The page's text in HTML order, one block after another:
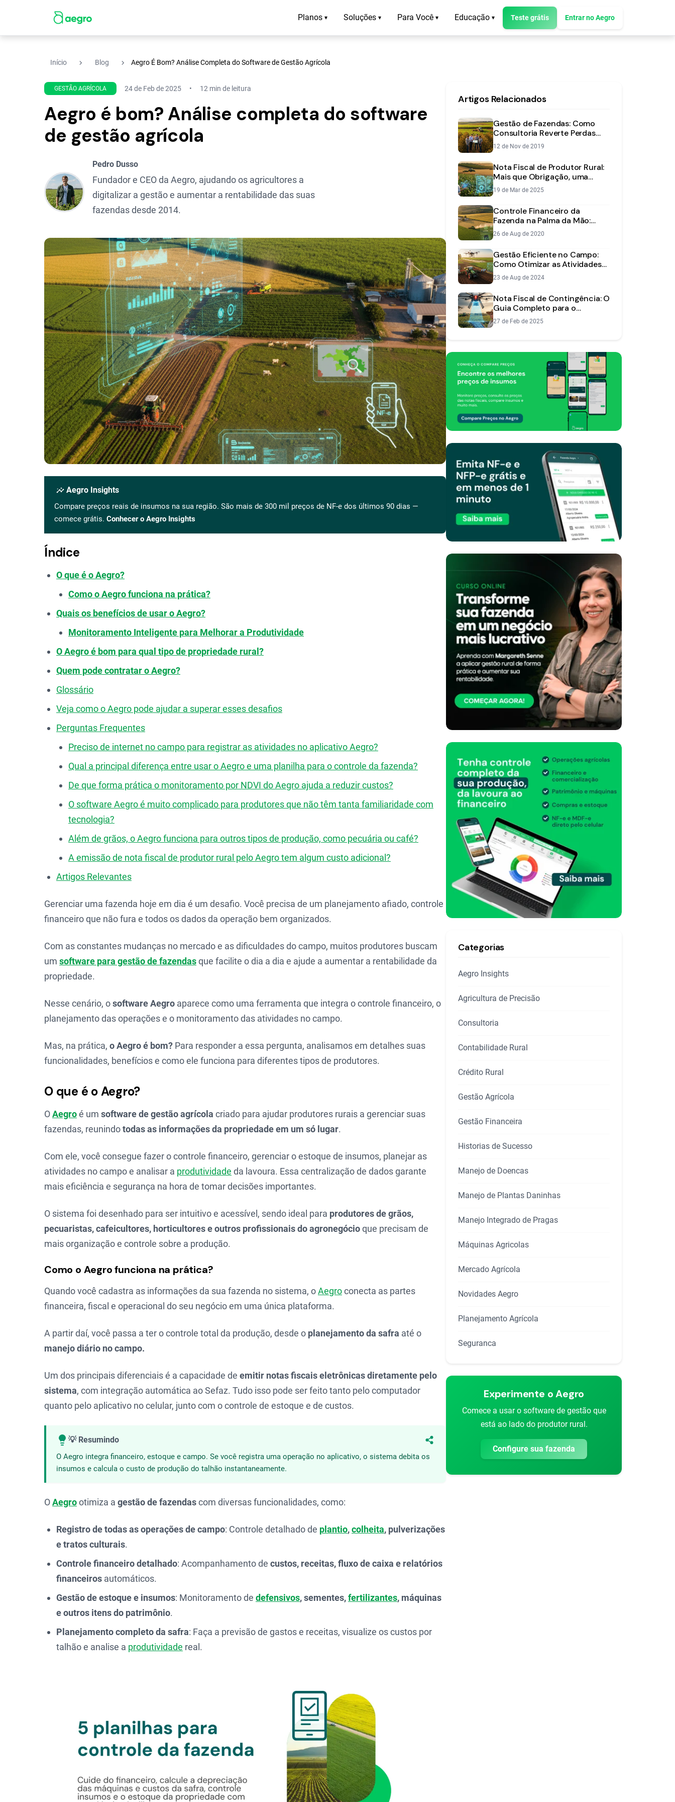
Planos ▾ Soluções ▾ Para Você ▾ Educação ▾ Teste grátis Entrar no Aegro
Início navigate_next Blog navigate_next Aegro É Bom? Análise Completa do Software de Gestão Agrícola
GESTÃO AGRÍCOLA 24 de Feb de 2025 12 min de leitura
Aegro é bom? Análise completa do software
de gestão agrícola
Pedro Dusso
Fundador e CEO da Aegro, ajudando os agricultores a
digitalizar a gestão e aumentar a rentabilidade das suas
fazendas desde 2014.
insights Aegro Insights
Compare preços reais de insumos na sua região. São mais de 300 mil preços de NF-e dos últimos 90 dias —
comece grátis. Conhecer o Aegro Insights
Índice
O que é o Aegro?
Como o Aegro funciona na prática?
Quais os benefícios de usar o Aegro?
Monitoramento Inteligente para Melhorar a Produtividade
O Aegro é bom para qual tipo de propriedade rural?
Quem pode contratar o Aegro?
Glossário
Veja como o Aegro pode ajudar a superar esses desafios
Perguntas Frequentes
Preciso de internet no campo para registrar as atividades no aplicativo Aegro?
Qual a principal diferença entre usar o Aegro e uma planilha para o controle da fazenda?
De que forma prática o monitoramento por NDVI do Aegro ajuda a reduzir custos?
O software Aegro é muito complicado para produtores que não têm tanta familiaridade com
tecnologia?
Além de grãos, o Aegro funciona para outros tipos de produção, como pecuária ou café?
A emissão de nota fiscal de produtor rural pelo Aegro tem algum custo adicional?
Artigos Relevantes
Gerenciar uma fazenda hoje em dia é um desafio. Você precisa de um planejamento afiado, controle
financeiro que não fura e todos os dados da operação bem organizados.
Com as constantes mudanças no mercado e as dificuldades do campo, muitos produtores buscam
um software para gestão de fazendasque facilite o dia a dia e ajude a aumentar a rentabilidade da
propriedade.
Nesse cenário, osoftware Aegro aparece como uma ferramenta que integra o controle financeiro, o
planejamento das operações e o monitoramento das atividades no campo.
Mas, na prática, o Aegro é bom? Para responder a essa pergunta, analisamos em detalhes suas
funcionalidades, benefícios e como ele funciona para diferentes tipos de produtores.
O que é o Aegro?
OAegroé um software de gestão agrícola criado para ajudar produtores rurais a gerenciar suas
fazendas, reunindotodas as informações da propriedade em um só lugar.
Com ele, você consegue fazer o controle financeiro, gerenciar o estoque de insumos, planejar as
atividades no campo e analisar a produtividade da lavoura. Essa centralização de dados garante
mais eficiência e segurança na hora de tomar decisões importantes.
O sistema foi desenhado para ser intuitivo e acessível, sendo ideal para produtores de grãos,
pecuaristas, cafeicultores, horticultores e outros profissionais do agronegócioque precisam de
mais organização e controle sobre a produção.
Como o Aegro funciona na prática?
Quando você cadastra as informações da sua fazenda no sistema, oAegroconecta as partes
financeira, fiscal e operacional do seu negócio em uma única plataforma.
A partir daí, você passa a ter o controle total da produção, desde o planejamento da safra até o
manejo diário no campo.
Um dos principais diferenciais é a capacidade de emitir notas fiscais eletrônicas diretamente pelo
sistema, com integração automática ao Sefaz. Tudo isso pode ser feito tanto pelo computador
quanto pelo aplicativo no celular, junto com o controle de estoque e de custos.
💡 Resumindo
Compartilhar
O Aegro integra financeiro, estoque e campo. Se você registra uma operação no aplicativo, o sistema debita os
insumos e calcula o custo de produção do talhão instantaneamente.
OAegrootimiza a gestão de fazendascom diversas funcionalidades, como:
Registro de todas as operações de campo: Controle detalhado de plantio,colheita, pulverizações
e tratos culturais.
Controle financeiro detalhado: Acompanhamento de custos, receitas, fluxo de caixa e relatórios
financeiros automáticos.
Gestão de estoque e insumos: Monitoramento de defensivos, sementes,fertilizantes, máquinas
e outros itens do patrimônio.
Planejamento completo da safra: Faça a previsão de gastos e receitas, visualize os custos por
talhão e analise a produtividade real.
Artigos Relacionados
Gestão de Fazendas: Como
Consultoria Reverte Perdas
dos Produtores
12 de Nov de 2019
Nota Fiscal de Produtor Rural:
Mais que Obrigação, uma
Ferramenta de Gestão
19 de Mar de 2025
Controle Financeiro da
Fazenda na Palma da Mão:
Novidades do App Aegro
26 de Aug de 2020
Gestão Eficiente no Campo:
Como Otimizar as Atividades
da Sua Fazenda
23 de Aug de 2024
Nota Fiscal de Contingência: O
Guia Completo para o
Produtor Rural
27 de Feb de 2025
Categorias
Aegro Insights
Agricultura de Precisão
Consultoria
Contabilidade Rural
Crédito Rural
Gestão Agrícola
Gestão Financeira
Historias de Sucesso
Manejo de Doencas
Manejo de Plantas Daninhas
Manejo Integrado de Pragas
Máquinas Agricolas
Mercado Agrícola
Novidades Aegro
Planejamento Agrícola
Seguranca
Experimente o Aegro
Comece a usar o software de gestão que
está ao lado do produtor rural.
Configure sua fazenda